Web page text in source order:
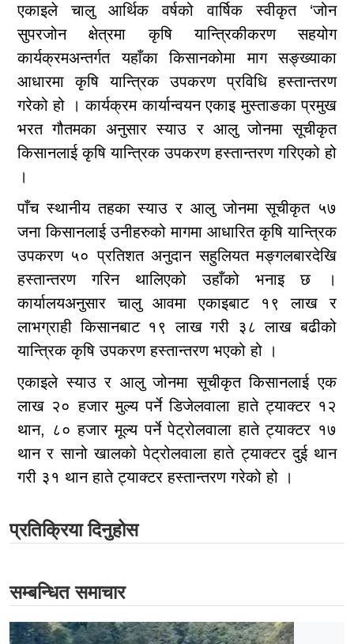
एकाइले चालु आर्थिक वर्षको वार्षिक स्वीकृत ‘जोन
सुपरजोन क्षेत्रमा कृषि यान्त्रिकीकरण सहयोग
कार्यक्रमअन्तर्गत यहाँका किसानकोमा माग सङ्ख्याका
आधारमा कृषि यान्त्रिक उपकरण प्रविधि हस्तान्तरण
गरेको हो । कार्यक्रम कार्यान्वयन एकाइ मुस्ताङका प्रमुख
भरत गौतमका अनुसार स्याउ र आलु जोनमा सूचीकृत
किसानलाई कृषि यान्त्रिक उपकरण हस्तान्तरण गरिएको हो
।
पाँच स्थानीय तहका स्याउ र आलु जोनमा सूचीकृत ५७
जना किसानलाई उनीहरुको मागमा आधारित कृषि यान्त्रिक
उपकरण ५० प्रतिशत अनुदान सहुलियत मङ्गलबारदेखि
हस्तान्तरण गरिन थालिएको उहाँको भनाइ छ ।
कार्यालयअनुसार चालु आवमा एकाइबाट १९ लाख र
लाभग्राही किसानबाट १९ लाख गरी ३८ लाख बढीको
यान्त्रिक कृषि उपकरण हस्तान्तरण भएको हो ।
एकाइले स्याउ र आलु जोनमा सूचीकृत किसानलाई एक
लाख २० हजार मुल्य पर्ने डिजेलवाला हाते ट्याक्टर १२
थान, ८० हजार मूल्य पर्ने पेट्रोलवाला हाते ट्याक्टर १७
थान र सानो खालको पेट्रोलवाला हाते ट्याक्टर दुई थान
गरी ३१ थान हाते ट्याक्टर हस्तान्तरण गरेको हो ।
प्रतिक्रिया दिनुहोस
सम्बन्धित समाचार